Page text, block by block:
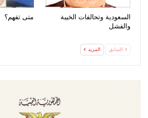
السعودية وتحالفات الخيبة
والفشل
متى تفهم؟
السابق المزيد